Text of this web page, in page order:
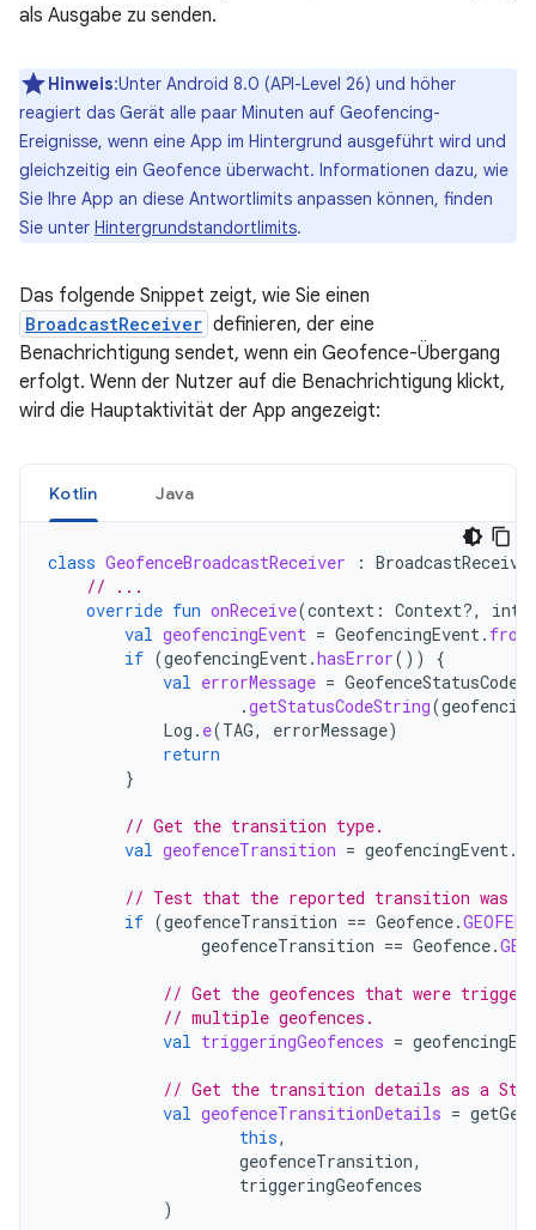
als Ausgabe zu senden.
Hinweis:Unter Android 8.0 (API-Level 26) und höher
reagiert das Gerät alle paar Minuten auf Geofencing-
Ereignisse, wenn eine App im Hintergrund ausgeführt wird und
gleichzeitig ein Geofence überwacht. Informationen dazu, wie
Sie Ihre App an diese Antwortlimits anpassen können, finden
Sie unter Hintergrundstandortlimits.
Das folgende Snippet zeigt, wie Sie einen
BroadcastReceiver definieren, der eine
Benachrichtigung sendet, wenn ein Geofence-Übergang
erfolgt. Wenn der Nutzer auf die Benachrichtigung klickt,
wird die Hauptaktivität der App angezeigt:
Kotlin Java
class GeofenceBroadcastReceiver :
// ...
override fun onReceive(context : Context?,
val geofencingEvent = GeofencingEvent.
if (geofencingEvent.hasError())
{
val errorMessage = GeofenceStatusCodes
.getStatusCodeString(
Log . e(TAG, errorMessage)
return
}
// Get the transition type.
val geofenceTransition = geofencingEvent.
// Test that the reported transition was
if (geofenceTransition == Geofence.
geofenceTransition == Geofence.
// Get the geofences that were
// multiple geofences.
val triggeringGeofences =
// Get the transition details as a
val geofenceTransitionDetails =
this,
geofenceTransition,
triggeringGeofences
)